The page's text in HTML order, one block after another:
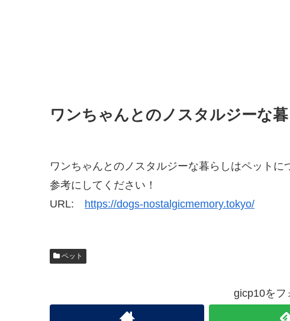
ワンちゃんとのノスタルジーな暮
ワンちゃんとのノスタルジーな暮らしはペット
参考にしてください！
URL: https://dogs-nostalgicmemory.tokyo/
ペット
gicp10をフ